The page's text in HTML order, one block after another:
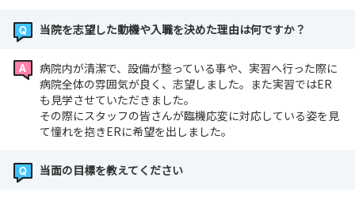
当院を志望した動機や入職を決めた理由は何ですか？
病院内が清潔で、設備が整っている事や、実習へ行った際に
病院全体の雰囲気が良く、志望しました。また実習ではER
も見学させていただきました。
その際にスタッフの皆さんが臨機応変に対応している姿を見
て憧れを抱きERに希望を出しました。
当面の目標を教えてください